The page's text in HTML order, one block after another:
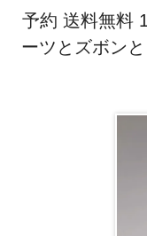
予約 送料無料
ーツとズボン